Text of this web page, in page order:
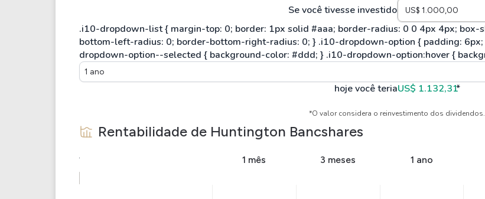
Se você tivesse investido
1 ano
hoje você teriaUS$ 1.132,31*
*O valor considera o reinvestimento dos dividendos.
Rentabilidade de Huntington Bancshares
1 mês 3 meses 1 ano